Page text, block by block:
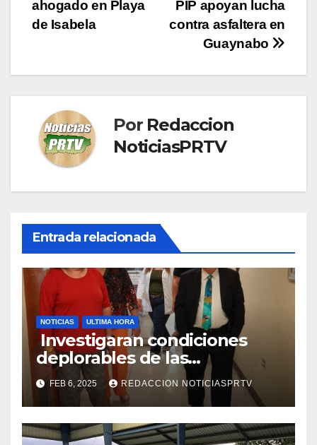
de
PIP apoyan lucha
contra asfaltera en
Guaynabo
ahogado en Playa
de Isabela
Por Redaccion
NoticiasPRTV
Entrada relacionada
NOTICIAS ULTIMA HORA
Investigaran condiciones
deplorables de las
facilidades el Departamento
de la Salud en Mayagüez
FEB 6, 2025 REDACCION NOTICIASPRTV